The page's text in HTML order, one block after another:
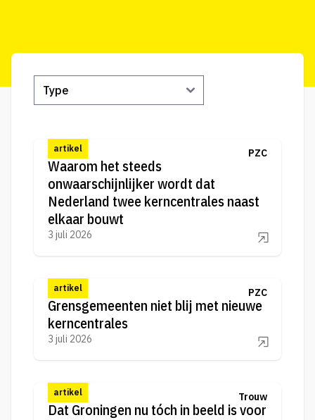
artikel PZC
Waarom het steeds
onwaarschijnlijker wordt dat
Nederland twee kerncentrales naast
elkaar bouwt
3 juli 2026
artikel PZC
Grensgemeenten niet blij met nieuwe
kerncentrales
3 juli 2026
artikel Trouw
Dat Groningen nu tóch in beeld is voor